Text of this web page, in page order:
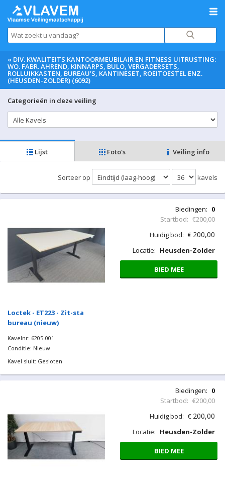
« DIV. KWALITEITS KANTOORMEUBILAIR EN FITNESS UITRUSTING:
WO. FABR. AHREND, KINNARPS, BULO, VERGADERSETS,
ROLLUIKKASTEN, BUREAU’S, KANTINESET, ROEITOESTEL ENZ.
(HEUSDEN-ZOLDER) (6092)
Categorieën in deze veiling
Lijst Foto's Veiling info
Sorteer op kavels
Loctek - ET223 - Zit-sta
bureau (nieuw)
Kavelnr: 6205-001
Conditie: Nieuw
Kavel sluit: Gesloten
Biedingen: 0
Startbod: €200,00
Huidig bod: € 200,00
Locatie: Heusden-Zolder
BIED MEE
Biedingen: 0
Startbod: €200,00
Huidig bod: € 200,00
Locatie: Heusden-Zolder
BIED MEE